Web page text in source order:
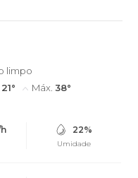
limpo
21° Máx. 38°
22%
Umidade